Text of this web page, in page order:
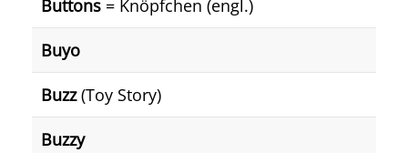
Buttons = Knöpfchen (engl.)
Buyo
Buzz(Toy Story)
Buzzy